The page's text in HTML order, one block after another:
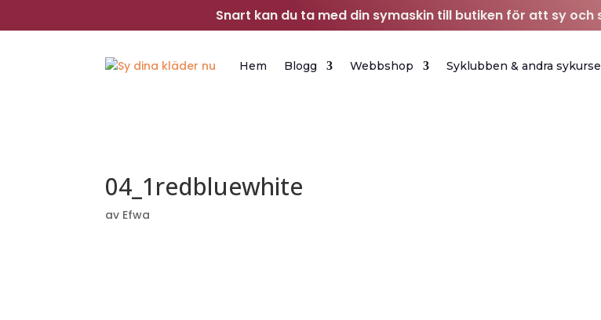
Snart kan du ta med din symaskin till butiken för att sy
Hem Blogg Webbshop Syklubben & andra
04_1redbluewhite
av Efwa